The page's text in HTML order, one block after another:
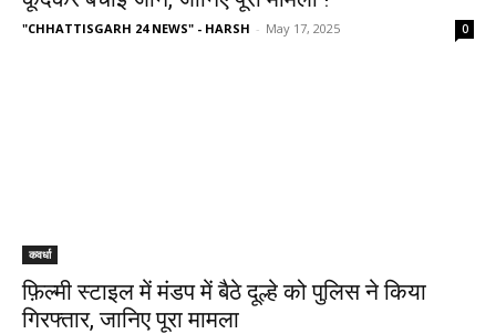
"CHHATTISGARH 24 NEWS" - HARSH - May 17, 2025 0
कवर्धा
फ़िल्मी स्टाइल में मंडप में बैठे दूल्हे को पुलिस ने किया
गिरफ्तार, जानिए पूरा मामला